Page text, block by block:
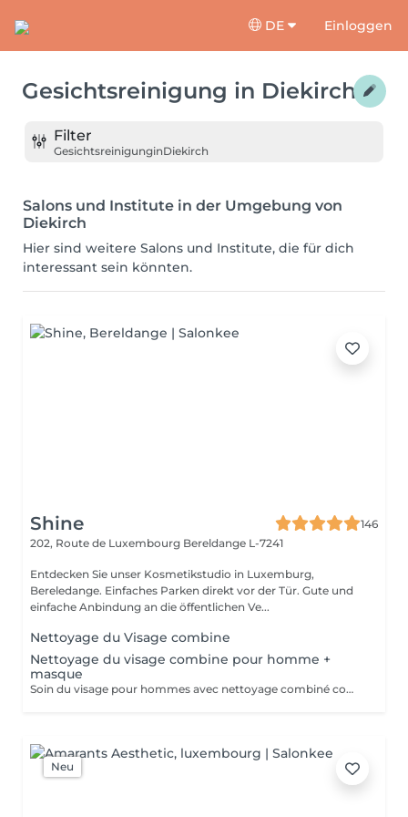
DE Einloggen
Gesichtsreinigung in Diekirch
Filter
GesichtsreinigunginDiekirch
Salons und Institute in der Umgebung von
Diekirch
Hier sind weitere Salons und Institute, die für dich
interessant sein könnten.
Shine
146
202, Route de Luxembourg Bereldange L-7241
Entdecken Sie unser Kosmetikstudio in Luxemburg,
Bereledange. Einfaches Parken direkt vor der Tür. Gute und
einfache Anbindung an die öffentlichen Ve...
Nettoyage du Visage combine
Nettoyage du visage combine pour homme +
masque
Soin du visage pour hommes avec nettoyage combiné comprenant nettoyage en profondeur, exfoliation, extraction des impuretés, purification de la peau et application d'un masque adapté au type de peau. Le soin aide à éliminer les points noirs, l'excès de sébum et les cellules mortes, tout en hydratant et apaisant la peau. Idéal pour nettoyer la peau en profondeur, améliorer son apparence et retrouver une peau fraîche, propre et soignée.
Neu